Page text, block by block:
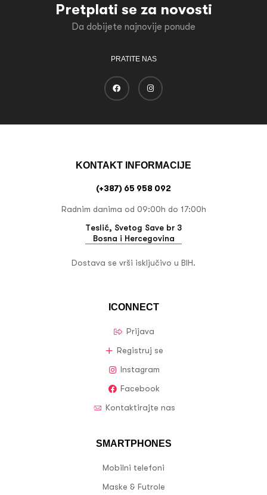
Pretplati se za novosti
Da dobijete najnovije ponude
PRATITE NAS
ICONNECT
Prijava
Registruj se
Instagram
Facebook
Kontaktirajte nas
SMARTPHONES
Mobilni telefoni
Maske & Futrole
KONTAKT INFORMACIJE
(+387) 65 958 092
Radnim danima od 09:00h do 17:00h
Teslić, Svetog Save br 3
Bosna i Hercegovina
Dostava se vrši isključivo u BIH.